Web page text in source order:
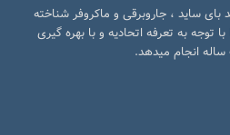
ساید ، جاروبرقی و ماکروفر شناخته
توجه به تعرفه اتحادیه و با بهره گیری
ساله انجام میدهد.